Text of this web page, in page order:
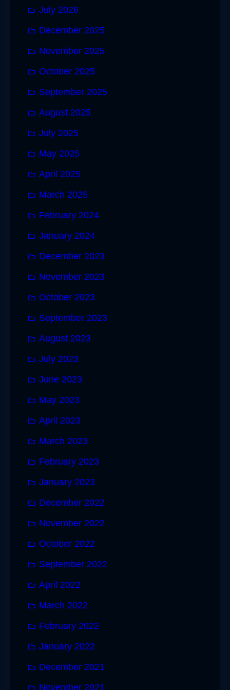
July 2026
December 2025
November 2025
October 2025
September 2025
August 2025
July 2025
May 2025
April 2025
March 2025
February 2024
January 2024
December 2023
November 2023
October 2023
September 2023
August 2023
July 2023
June 2023
May 2023
April 2023
March 2023
February 2023
January 2023
December 2022
November 2022
October 2022
September 2022
April 2022
March 2022
February 2022
January 2022
December 2021
November 2021